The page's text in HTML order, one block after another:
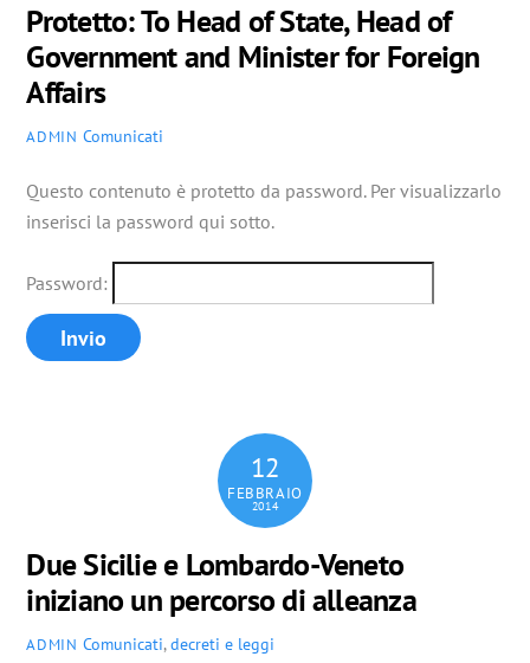
Protetto: To Head of State, Head of
Government and Minister for Foreign
Affairs
ADMIN Comunicati
Questo contenuto è protetto da password. Per visualizzarlo
inserisci la password qui sotto.
Password:
12
FEBBRAIO
2014
Due Sicilie e Lombardo-Veneto
iniziano un percorso di alleanza
ADMIN Comunicati,decreti e leggi